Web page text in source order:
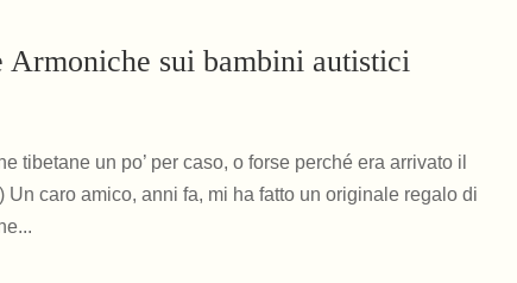
Armoniche sui bambini autistici
tibetane un po’ per caso, o forse perché era arrivato il
caro amico, anni fa, mi ha fatto un originale regalo di